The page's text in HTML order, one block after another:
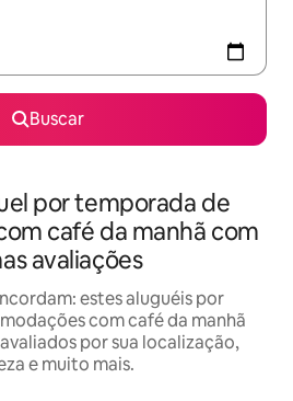
Buscar
por temporada de
café da manhã com
avaliações
estes aluguéis por
com café da manhã
por sua localização,
e muito mais.